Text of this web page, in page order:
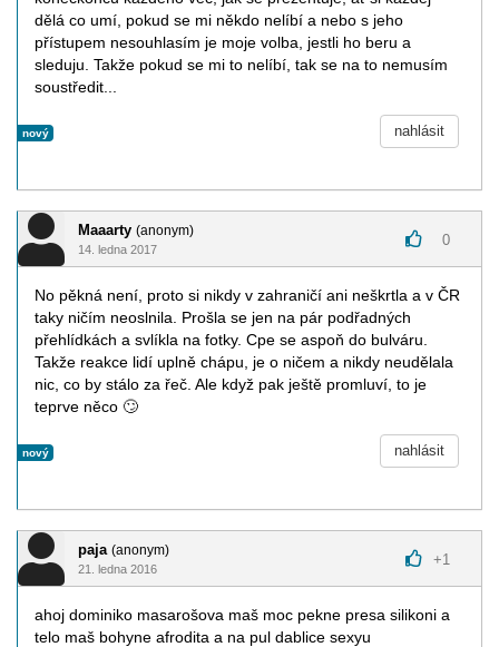
dělá co umí, pokud se mi někdo nelíbí a nebo s jeho
přístupem nesouhlasím je moje volba, jestli ho beru a
sleduju. Takže pokud se mi to nelíbí, tak se na to nemusím
soustředit...
nový nahlásit
Maaarty (anonym)
14. ledna 2017
0
No pěkná není, proto si nikdy v zahraničí ani neškrtla a v ČR
taky ničím neoslnila. Prošla se jen na pár podřadných
přehlídkách a svlíkla na fotky. Cpe se aspoň do bulváru.
Takže reakce lidí uplně chápu, je o ničem a nikdy neudělala
nic, co by stálo za řeč. Ale když pak ještě promluví, to je
teprve něco 🙄
nový nahlásit
paja (anonym)
21. ledna 2016
+1
ahoj dominiko masarošova maš moc pekne presa silikoni a
telo maš bohyne afrodita a na pul dablice sexyu